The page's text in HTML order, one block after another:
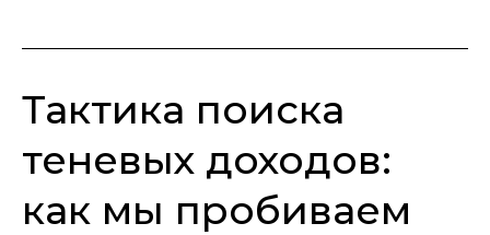
Тактика поиска
теневых доходов:
как мы пробиваем